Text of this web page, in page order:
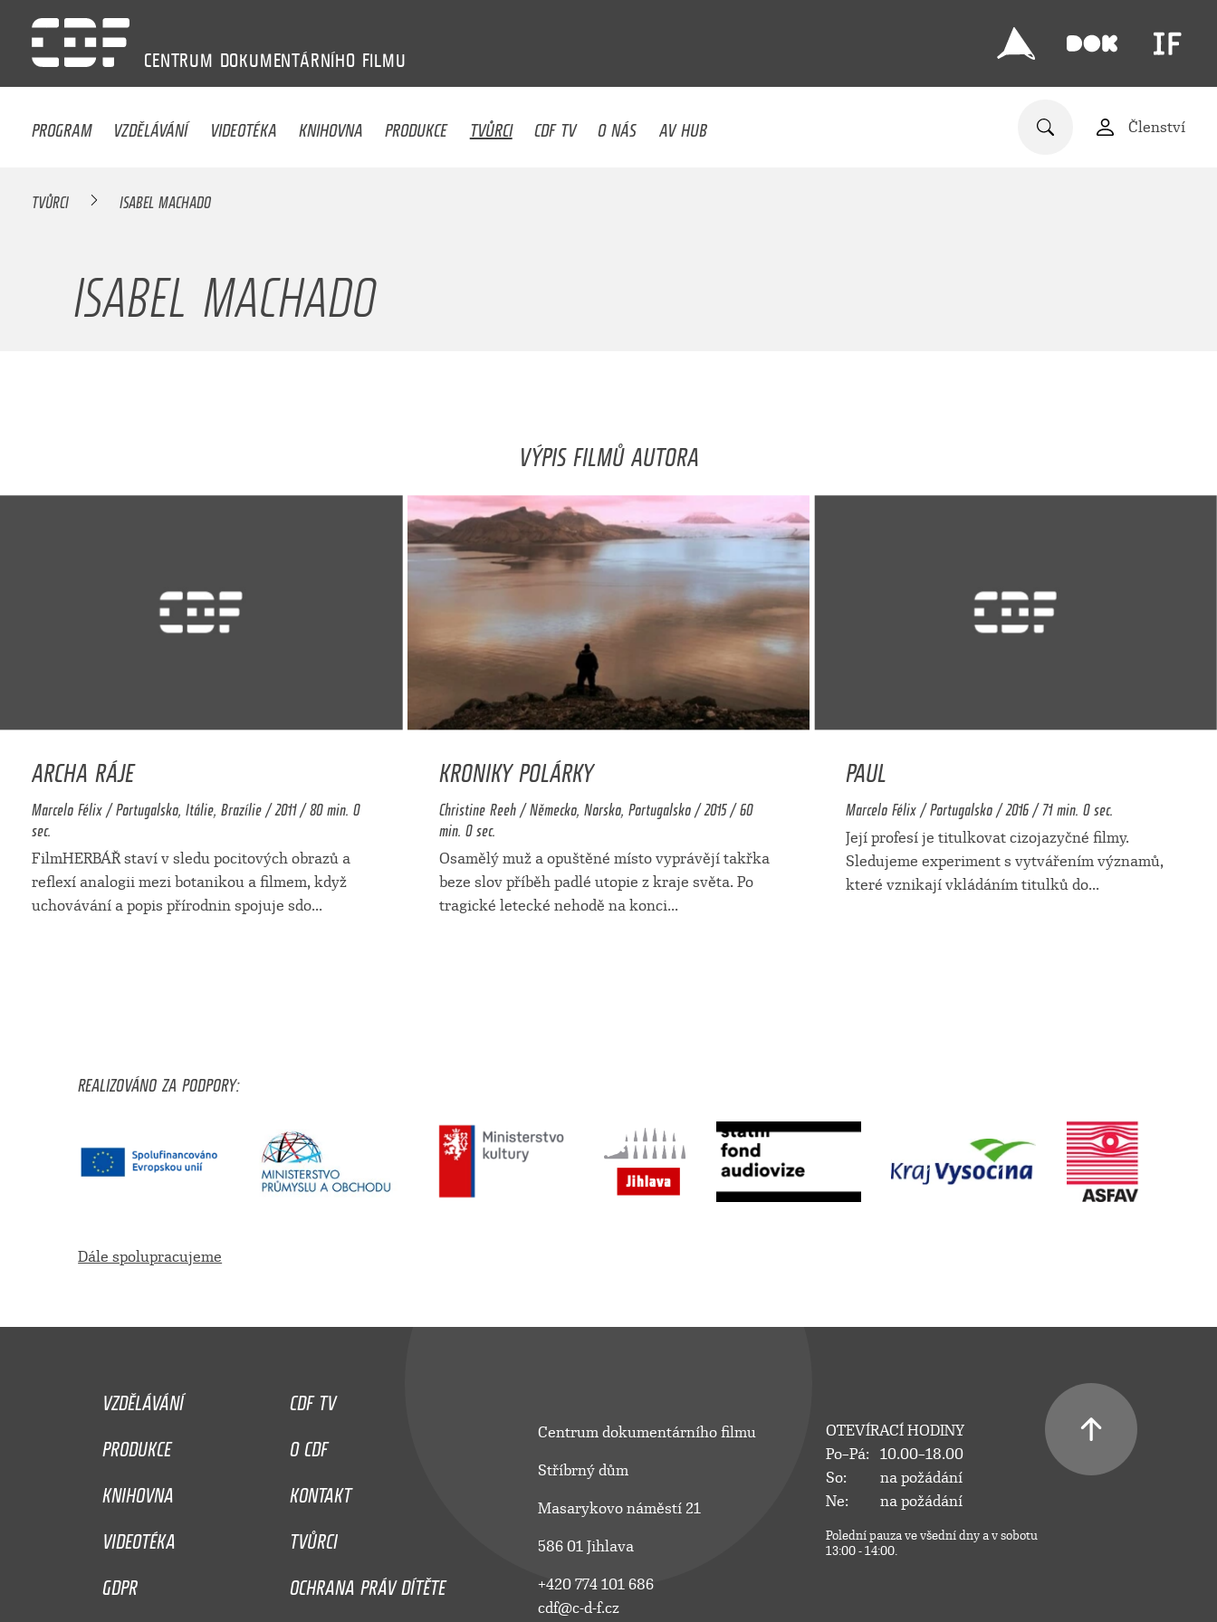
CENTRUM DOKUMENTÁRNÍHO FILMU
PROGRAM VZDĚLÁVÁNÍ VIDEOTÉKA KNIHOVNA PRODUKCE TVŮRCI CDF TV O NÁS AV HUB Členství
TVŮRCI ISABEL MACHADO
ISABEL MACHADO
VÝPIS FILMŮ AUTORA
ARCHA RÁJE
Marcelo Félix / Portugalsko, Itálie, Brazílie / 2011 / 80 min. 0
sec.
FilmHERBÁŘ staví v sledu pocitových obrazů a
reflexí analogii mezi botanikou a filmem, když
uchovávání a popis přírodnin spojuje sdo...
KRONIKY POLÁRKY
Christine Reeh / Německo, Norsko, Portugalsko / 2015 / 60
min. 0 sec.
Osamělý muž a opuštěné místo vyprávějí takřka
beze slov příběh padlé utopie z kraje světa. Po
tragické letecké nehodě na konci...
PAUL
Marcelo Félix / Portugalsko / 2016 / 71 min. 0 sec.
Její profesí je titulkovat cizojazyčné filmy.
Sledujeme experiment s vytvářením významů,
které vznikají vkládáním titulků do...
REALIZOVÁNO ZA PODPORY:
Dále spolupracujeme
VZDĚLÁVÁNÍ
CDF TV
PRODUKCE
O CDF
KNIHOVNA
KONTAKT
VIDEOTÉKA
TVŮRCI
GDPR
OCHRANA PRÁV DÍTĚTE
Centrum dokumentárního filmu
Stříbrný dům
Masarykovo náměstí 21
586 01 Jihlava
+420 774 101 686
cdf@c-d-f.cz
OTEVÍRACÍ HODINY
Po–Pá:
10.00–18.00
So:
na požádání
Ne:
na požádání
Polední pauza ve všední dny a v sobotu
13:00 - 14:00.